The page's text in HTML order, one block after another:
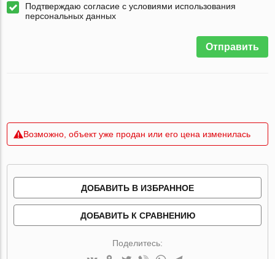
Подтверждаю согласие с условиями использования
персональных данных
Отправить
Возможно, объект уже продан или его цена изменилась
ДОБАВИТЬ В ИЗБРАННОЕ
ДОБАВИТЬ К СРАВНЕНИЮ
Поделитесь: